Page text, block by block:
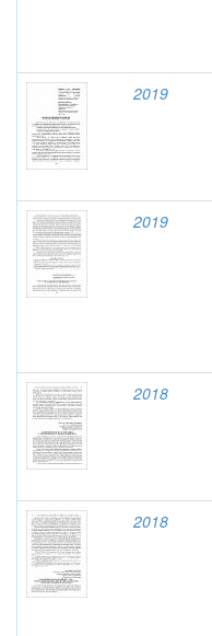
2019
2019
2018
2018